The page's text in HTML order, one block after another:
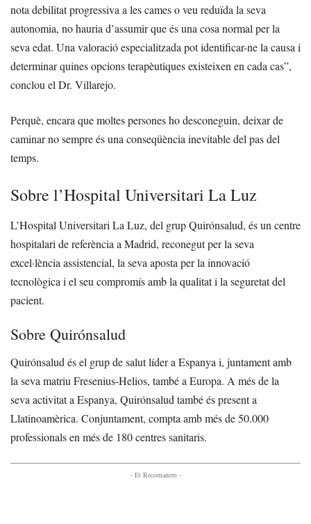
nota debilitat progressiva a les cames o veu reduïda la seva
autonomia, no hauria d’assumir que és una cosa normal per la
seva edat. Una valoració especialitzada pot identificar-ne la causa i
determinar quines opcions terapèutiques existeixen en cada cas”,
conclou el Dr. Villarejo.
Perquè, encara que moltes persones ho desconeguin, deixar de
caminar no sempre és una conseqüència inevitable del pas del
temps.
Sobre l’Hospital Universitari La Luz
L’Hospital Universitari La Luz, del grup Quirónsalud, és un centre
hospitalari de referència a Madrid, reconegut per la seva
excel·lència assistencial, la seva aposta per la innovació
tecnològica i el seu compromís amb la qualitat i la seguretat del
pacient.
Sobre Quirónsalud
Quirónsalud és el grup de salut líder a Espanya i, juntament amb
la seva matriu Fresenius-Helios, també a Europa. A més de la
seva activitat a Espanya, Quirónsalud també és present a
Llatinoamèrica. Conjuntament, compta amb més de 50.000
professionals en més de 180 centres sanitaris.
- Et Recomanem -